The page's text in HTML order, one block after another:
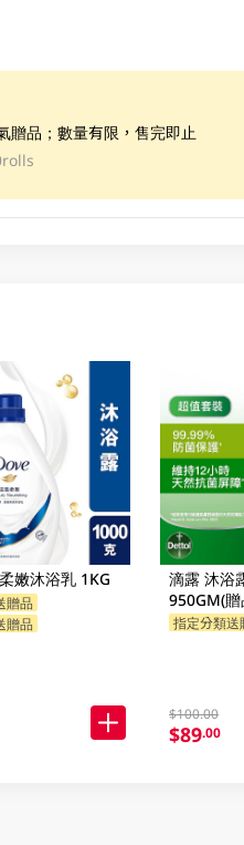
贈品；數量有限，售完即止
嫩沐浴乳 1KG
贈品
贈品
滴露 沐浴
950GM(
指定分類送
$100.00
$89.00